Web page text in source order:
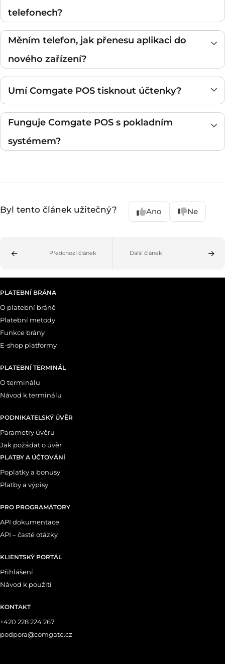
telefonech?
Měním telefon, jak přenesu aplikaci do
nového zařízení?
Umí Comgate POS tisknout účtenky?
Funguje Comgate POS s pokladním
systémem?
Byl tento článek užitečný? Ano Ne
Předchozí článek Další článek
PLATEBNÍ BRÁNA
O platební bráně
Platební metody
Funkce brány
E-shop platformy
PLATEBNÍ TERMINÁL
O terminálu
Návod k terminálu
PODNIKATELSKÝ ÚVĚR
Parametry úvěru
Jak požádat o úvěr
PLATBY A ÚČTOVÁNÍ
Poplatky a bonusy
Platby a výpisy
PRO PROGRAMÁTORY
API dokumentace
API – časté otázky
KLIENTSKÝ PORTÁL
Přihlášení
Návod k použití
KONTAKT
+420 228 224 267
podpora@comgate.cz